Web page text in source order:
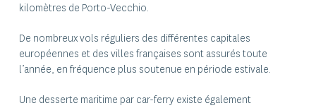
kilomètres de Porto-Vecchio.
De nombreux vols réguliers des différentes capitales
européennes et des villes françaises sont assurés toute
l’année, en fréquence plus soutenue en période estivale.
Une desserte maritime par car-ferry existe également